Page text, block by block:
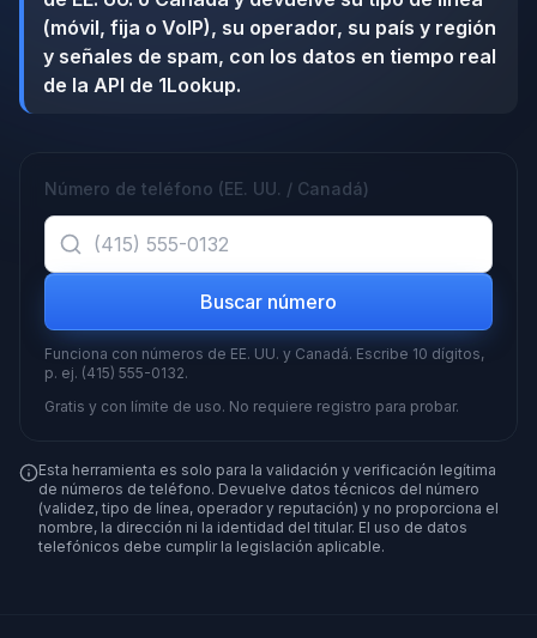
(móvil, fija o VoIP), su operador, su país y región
y señales de spam, con los datos en tiempo real
de la API de 1Lookup.
Número de teléfono (EE. UU. / Canadá)
Buscar número
Funciona con números de EE. UU. y Canadá. Escribe 10 dígitos,
p. ej. (415) 555-0132.
Gratis y con límite de uso. No requiere registro para probar.
Esta herramienta es solo para la validación y verificación legítima
de números de teléfono. Devuelve datos técnicos del número
(validez, tipo de línea, operador y reputación) y no proporciona el
nombre, la dirección ni la identidad del titular. El uso de datos
telefónicos debe cumplir la legislación aplicable.